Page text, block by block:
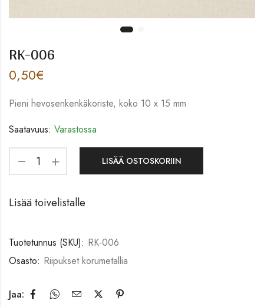
RK-006
0,50€
Pieni hevosenkenkäkoriste, koko 10 x 15 mm
Saatavuus: Varastossa
LISÄÄ OSTOSKORIIN
Lisää toivelistalle
Tuotetunnus (SKU): RK-006
Osasto: Riipukset korumetallia
Jaa: